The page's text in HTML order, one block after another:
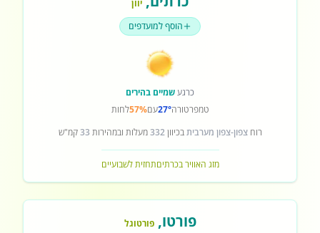
יוון
הוסף למועדפים
כרגעשמיים בהירים
טמפרטורה27°עם57%לחות
רוחצפון-צפון מערביתבכיוון332מעלות ובמהירות 33קמ"ש
מזג האוויר בכרתיםתחזית לשבועיים
פורטו,פורטוגל